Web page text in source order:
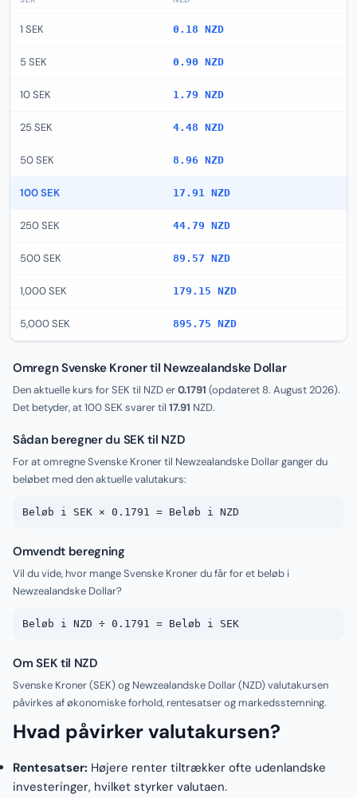
1 SEK 0.18 NZD
5 SEK 0.90 NZD
10 SEK 1.79 NZD
25 SEK 4.48 NZD
50 SEK 8.96 NZD
100 SEK 17.91 NZD
250 SEK 44.79 NZD
500 SEK 89.57 NZD
1,000 SEK 179.15 NZD
5,000 SEK 895.75 NZD
Omregn Svenske Kroner til Newzealandske Dollar
Den aktuelle kurs for SEK til NZD er0.1791 (opdateret 8. August 2026).
Det betyder, at 100 SEK svarer til 17.91 NZD.
Sådan beregner du SEK til NZD
For at omregne Svenske Kroner til Newzealandske Dollar ganger du
beløbet med den aktuelle valutakurs:
Beløb i SEK × 0.1791 = Beløb i NZD
Omvendt beregning
Vil du vide, hvor mange Svenske Kroner du får for et beløb i
Newzealandske Dollar?
Beløb i NZD ÷ 0.1791 = Beløb i SEK
Om SEK til NZD
Svenske Kroner (SEK) og Newzealandske Dollar (NZD) valutakursen
påvirkes af økonomiske forhold, rentesatser og markedsstemning.
Hvad påvirker valutakursen?
Rentesatser: Højere renter tiltrækker ofte udenlandske
investeringer, hvilket styrker valutaen.